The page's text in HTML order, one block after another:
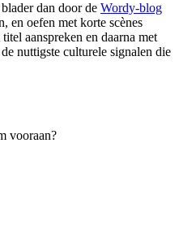
dan door de Wordy-blog
en oefen met korte scènes
aanspreken en daarna met
nuttigste culturele signalen die
vooraan?